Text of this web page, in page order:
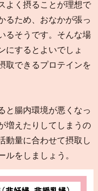
よく摂ることが理想で
るため、おなかが張っ
るそうです。そんな場
にするとよいでしょ
取できるプロテインを
と腸内環境が悪くなっ
増えたりしてしまうの
動量に合わせて摂取し
ルをしましょう。